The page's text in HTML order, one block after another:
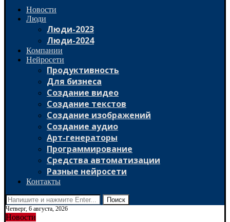
Новости
Люди
Люди-2023
Люди-2024
Компании
Нейросети
Продуктивность
Для бизнеса
Создание видео
Создание текстов
Создание изображений
Создание аудио
Арт-генераторы
Программирование
Средства автоматизации
Разные нейросети
Контакты
Поиск
Четверг, 6 августа, 2026
Новости